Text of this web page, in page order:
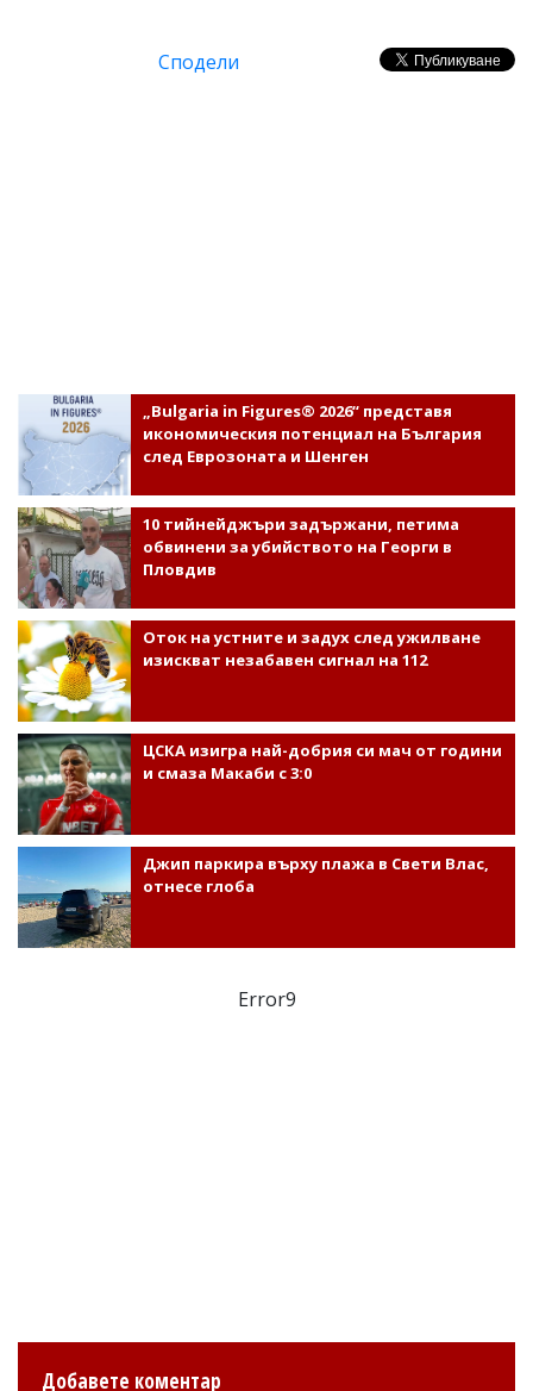
Сподели
„Bulgaria in Figures® 2026“ представя
икономическия потенциал на България
след Еврозоната и Шенген
10 тийнейджъри задържани, петима
обвинени за убийството на Георги в
Пловдив
Оток на устните и задух след ужилване
изискват незабавен сигнал на 112
ЦСКА изигра най-добрия си мач от години
и смаза Макаби с 3:0
Джип паркира върху плажа в Свети Влас,
отнесе глоба
Error9
Добавете коментар